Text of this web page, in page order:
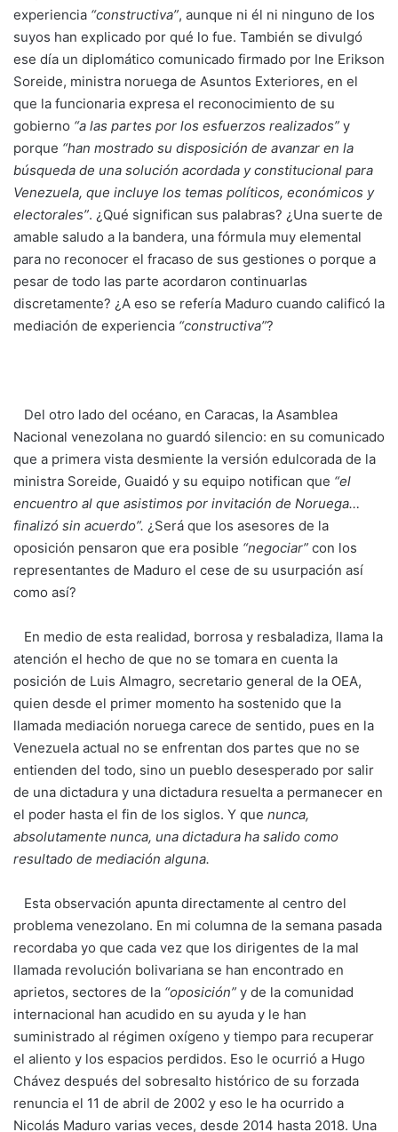
experiencia “constructiva”, aunque ni él ni ninguno de los
suyos han explicado por qué lo fue. También se divulgó
ese día un diplomático comunicado firmado por Ine Erikson
Soreide, ministra noruega de Asuntos Exteriores, en el
que la funcionaria expresa el reconocimiento de su
gobierno “a las partes por los esfuerzos realizados” y
porque “han mostrado su disposición de avanzar en la
búsqueda de una solución acordada y constitucional para
Venezuela, que incluye los temas políticos, económicos y
electorales”. ¿Qué significan sus palabras? ¿Una suerte de
amable saludo a la bandera, una fórmula muy elemental
para no reconocer el fracaso de sus gestiones o porque a
pesar de todo las parte acordaron continuarlas
discretamente? ¿A eso se refería Maduro cuando calificó la
mediación de experiencia “constructiva”?
Del otro lado del océano, en Caracas, la Asamblea
Nacional venezolana no guardó silencio: en su comunicado
que a primera vista desmiente la versión edulcorada de la
ministra Soreide, Guaidó y su equipo notifican que “el
encuentro al que asistimos por invitación de Noruega…
finalizó sin acuerdo”. ¿Será que los asesores de la
oposición pensaron que era posible “negociar” con los
representantes de Maduro el cese de su usurpación así
como así?
En medio de esta realidad, borrosa y resbaladiza, llama la
atención el hecho de que no se tomara en cuenta la
posición de Luis Almagro, secretario general de la OEA,
quien desde el primer momento ha sostenido que la
llamada mediación noruega carece de sentido, pues en la
Venezuela actual no se enfrentan dos partes que no se
entienden del todo, sino un pueblo desesperado por salir
de una dictadura y una dictadura resuelta a permanecer en
el poder hasta el fin de los siglos. Y que nunca,
absolutamente nunca, una dictadura ha salido como
resultado de mediación alguna.
Esta observación apunta directamente al centro del
problema venezolano. En mi columna de la semana pasada
recordaba yo que cada vez que los dirigentes de la mal
llamada revolución bolivariana se han encontrado en
aprietos, sectores de la “oposición” y de la comunidad
internacional han acudido en su ayuda y le han
suministrado al régimen oxígeno y tiempo para recuperar
el aliento y los espacios perdidos. Eso le ocurrió a Hugo
Chávez después del sobresalto histórico de su forzada
renuncia el 11 de abril de 2002 y eso le ha ocurrido a
Nicolás Maduro varias veces, desde 2014 hasta 2018. Una